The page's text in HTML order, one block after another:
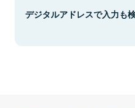
デジタルアドレスで入力も